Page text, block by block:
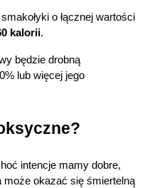
o łącznej wartości
kalorii.
będzie drobną
lub więcej jego
intencje mamy dobre,
może okazać się śmiertelną